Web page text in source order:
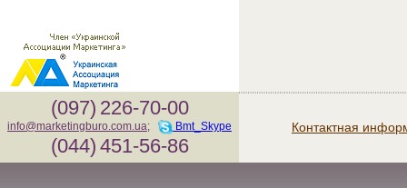
(097) 226-70-00
info@marketingburo.com.ua; Bmt_Skype
(044) 451-56-86
Контактная